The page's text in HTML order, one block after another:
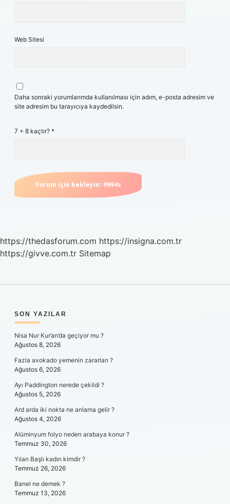
Web Sitesi
Daha sonraki yorumlarımda kullanılması için adım, e-posta adresim ve
site adresim bu tarayıcıya kaydedilsin.
7 + 8 kaçtır? *
https://thedasforum.com https://insigna.com.tr
https://givve.com.tr Sitemap
SIDEBAR
SON YAZILAR
Nisa Nur Kur’an’da geçiyor mu ?
Ağustos 8, 2026
Fazla avokado yemenin zararları ?
Ağustos 6, 2026
Ayı Paddington nerede çekildi ?
Ağustos 5, 2026
Ard arda iki nokta ne anlama gelir ?
Ağustos 4, 2026
Alüminyum folyo neden arabaya konur ?
Temmuz 30, 2026
Yılan Başlı kadın kimdir ?
Temmuz 26, 2026
Banel ne demek ?
Temmuz 13, 2026